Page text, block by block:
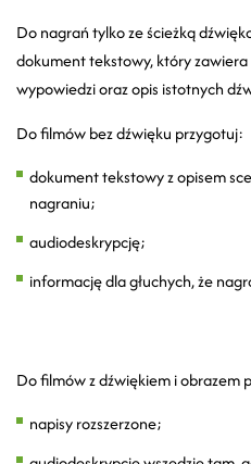
Do nagrań tylko ze ścieżką
dokument tekstowy, który zawiera
wypowiedzi oraz opis istotnych
Do filmów bez dźwięku przygotuj:
dokument tekstowy z opisem
nagraniu;
audiodeskrypcję;
informację dla głuchych, że
Do filmów z dźwiękiem i obrazem
napisy rozszerzone;